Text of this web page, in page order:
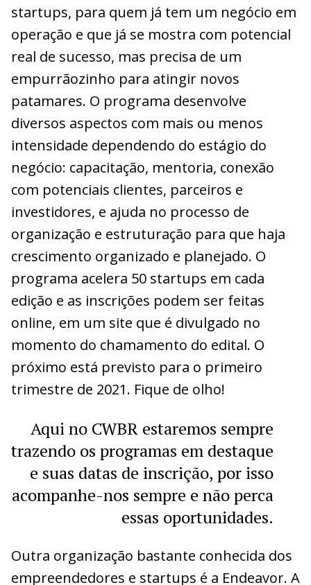
startups, para quem já tem um negócio em
operação e que já se mostra com potencial
real de sucesso, mas precisa de um
empurrãozinho para atingir novos
patamares. O programa desenvolve
diversos aspectos com mais ou menos
intensidade dependendo do estágio do
negócio: capacitação, mentoria, conexão
com potenciais clientes, parceiros e
investidores, e ajuda no processo de
organização e estruturação para que haja
crescimento organizado e planejado. O
programa acelera 50 startups em cada
edição e as inscrições podem ser feitas
online, em um site que é divulgado no
momento do chamamento do edital. O
próximo está previsto para o primeiro
trimestre de 2021. Fique de olho!
Aqui no CWBR estaremos sempre
trazendo os programas em destaque
e suas datas de inscrição, por isso
acompanhe-nos sempre e não perca
essas oportunidades.
Outra organização bastante conhecida dos
empreendedores e startups é a Endeavor. A